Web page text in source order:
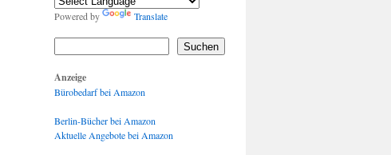
Powered by Translate
Suchen
Anzeige
Bürobedarf bei Amazon
Berlin-Bücher bei Amazon
Aktuelle Angebote bei Amazon